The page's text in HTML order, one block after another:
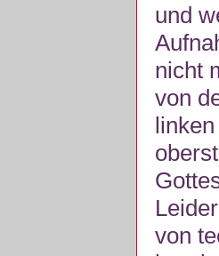
und
nicht
von
von